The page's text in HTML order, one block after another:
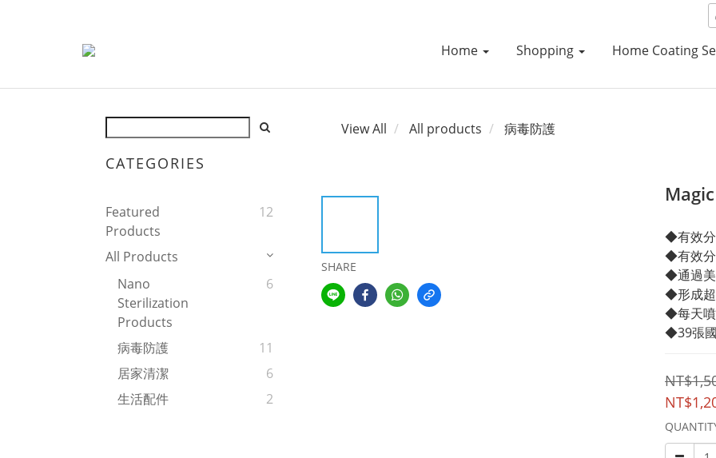
Home Shopping Home Coating
CATEGORIES
Featured
Products
12
All Products
Nano
Sterilization
Products
6
病毒防護
11
居家清潔
6
生活配件
2
View All All products 病毒防護
SHARE
◆有效分
◆有效分
◆通過美
◆形成超
◆每天噴
◆39張